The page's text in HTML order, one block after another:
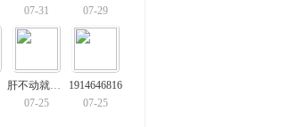
07-31
07-29
肝不动就开摆
07-25
1914646816
07-25